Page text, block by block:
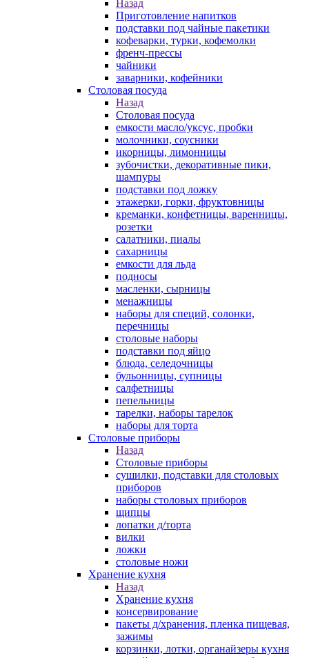
Назад
Приготовление напитков
подставки под чайные пакетики
кофеварки, турки, кофемолки
френч-прессы
чайники
заварники, кофейники
Столовая посуда
Назад
Столовая посуда
емкости масло/уксус, пробки
молочники, соусники
икорницы, лимонницы
зубочистки, декоративные пики,
шампуры
подставки под ложку
этажерки, горки, фруктовницы
креманки, конфетницы, варенницы,
розетки
салатники, пиалы
сахарницы
емкости для льда
подносы
масленки, сырницы
менажницы
наборы для специй, солонки,
перечницы
столовые наборы
подставки под яйцо
блюда, селедочницы
бульонницы, супницы
салфетницы
пепельницы
тарелки, наборы тарелок
наборы для торта
Столовые приборы
Назад
Столовые приборы
сушилки, подставки для столовых
приборов
наборы столовых приборов
щипцы
лопатки д/торта
вилки
ложки
столовые ножи
Хранение кухня
Назад
Хранение кухня
консервирование
пакеты д/хранения, пленка пищевая,
зажимы
корзинки, лотки, органайзеры кухня